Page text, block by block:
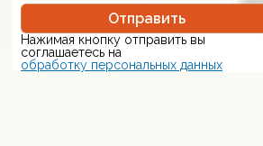
Отправить
Нажимая кнопку отправить вы
соглашаетесь на
обработку персональных данных
авто со скидкой
вы соглашаетесь на
данных